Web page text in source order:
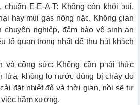
chuẩn E-E-A-T: Không còn khói bụi,
hay mùi gas nồng nặc. Không gian
chuyên nghiệp, đảm bảo vệ sinh an
tố quan trọng nhất để thu hút khách
và công sức: Không cần phải thức
lửa, không lo nước dùng bị cháy do
đặt nhiệt độ và thời gian, nồi sẽ tự
hầm xương.